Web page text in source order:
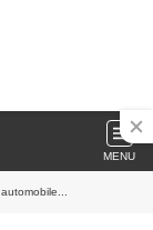
MENU